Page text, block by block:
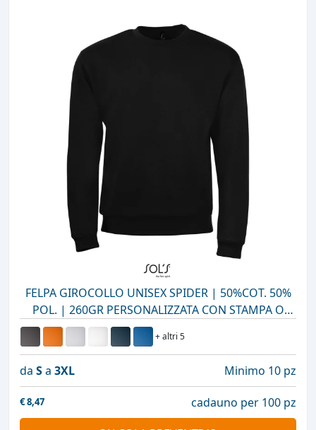
FELPA GIROCOLLO UNISEX SPIDER | 50%COT. 50%
POL. | 260GR PERSONALIZZATA CON STAMPA O
RICAMO
+ altri 5
da Sa 3XL Minimo 10 pz
€8,47
cadauno per 100 pz